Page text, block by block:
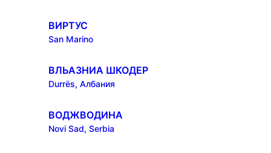
ВИРТУС
San Marino
ВЛЬАЗНИА ШКОДЕР
Durrës, Албания
ВОДЖВОДИНА
Novi Sad, Serbia